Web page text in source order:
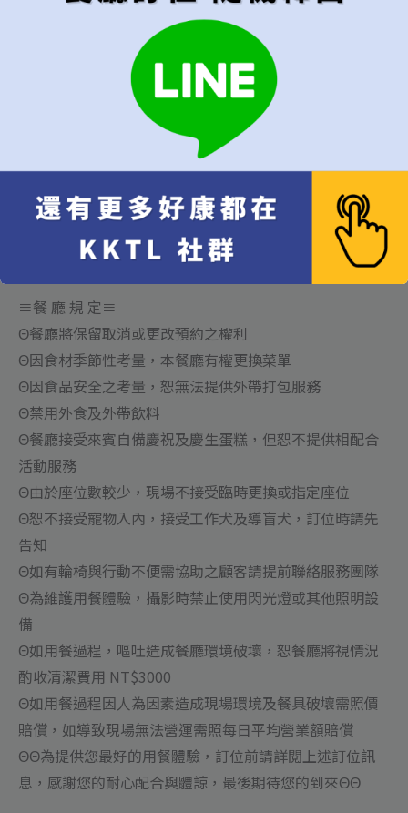
不承擔任何責任：戰爭，國家政變、罷工、宗教活動或是
任何超出可控制範圍的情況。如果由於以上因素導致活動
不能正常舉行，將退還全部已付之預付款
Θ訂位用餐72小時前取消訂位及更改人數: 將退款全額訂金
Θ訂位用餐48小時前取消訂位及更改人數: 將不退還訂金，
Θ訂位用餐24小時內取消及更改人數和未到者: 將不退還訂
金，不提供更改用餐日期或時段
Θ訂位時請詳閱規定以保障您訂位權益
※應退款而產生之費用每筆將酌收50元退款手續費※
≡餐 廳 規 定≡
Θ餐廳將保留取消或更改預約之權利
Θ因食材季節性考量，本餐廳有權更換菜單
Θ因食品安全之考量，恕無法提供外帶打包服務
Θ禁用外食及外帶飲料
Θ餐廳接受來賓自備慶祝及慶生蛋糕，但恕不提供相配合
活動服務
Θ由於座位數較少，現場不接受臨時更換或指定座位
Θ恕不接受寵物入內，接受工作犬及導盲犬，訂位時請先
告知
Θ如有輪椅與行動不便需協助之顧客請提前聯絡服務團隊
Θ為維護用餐體驗，攝影時禁止使用閃光燈或其他照明設
備
Θ如用餐過程，嘔吐造成餐廳環境破壞，恕餐廳將視情況
酌收清潔費用 NT$3000
Θ如用餐過程因人為因素造成現場環境及餐具破壞需照價
賠償，如導致現場無法營運需照每日平均營業額賠償
ΘΘ為提供您最好的用餐體驗，訂位前請詳閱上述訂位訊
息，感謝您的耐心配合與體諒，最後期待您的到來ΘΘ